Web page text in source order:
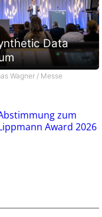
Data
Wagner / Messe
zum
Award 2026